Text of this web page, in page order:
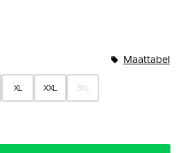
XL XXL 3XL
Maattabel